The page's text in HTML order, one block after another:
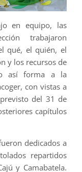
en equipo, las
trabajaron
qué, el quién, el
y los recursos de
así forma a la
con vistas a
del 31 de
capítulos
dedicados a
repartidos
y Camabatela.